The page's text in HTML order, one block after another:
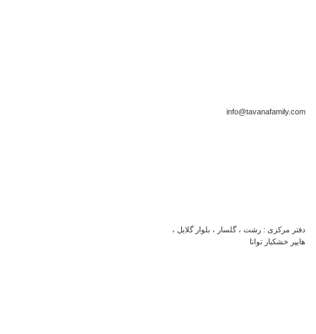
info@tavanafamily.com
دفتر مرکزی : رشت ، گلسار ، بلوار گلایل ،
هایپر خشکبار توانا